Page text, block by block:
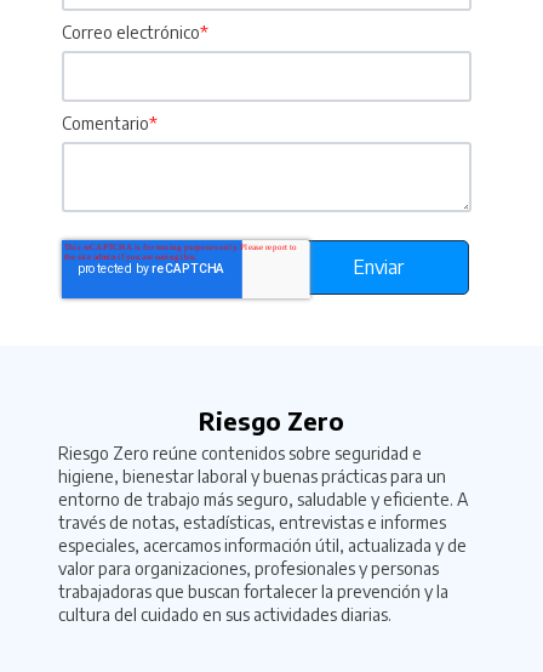
Correo electrónico*
Comentario*
Riesgo Zero
Riesgo Zero reúne contenidos sobre seguridad e
higiene, bienestar laboral y buenas prácticas para un
entorno de trabajo más seguro, saludable y eficiente. A
través de notas, estadísticas, entrevistas e informes
especiales, acercamos información útil, actualizada y de
valor para organizaciones, profesionales y personas
trabajadoras que buscan fortalecer la prevención y la
cultura del cuidado en sus actividades diarias.